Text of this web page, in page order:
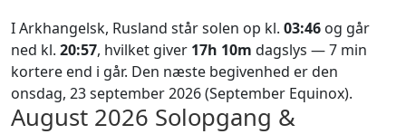
I Arkhangelsk, Rusland står solen op kl. 03:46 og går
ned kl. 20:57, hvilket giver 17h 10m dagslys — 7 min
kortere end i går. Den næste begivenhed er den
onsdag, 23 september 2026 (September Equinox).
August 2026 Solopgang &